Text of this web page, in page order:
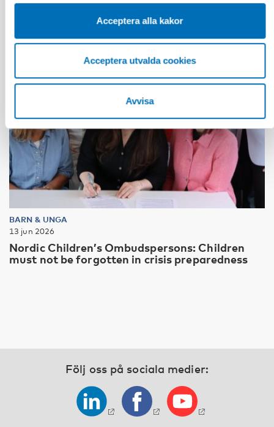
Acceptera alla kakor
Acceptera utvalda cookies
Avvisa
BARN & UNGA
13 jun 2026
Nordic Children’s Ombudspersons: Children
must not be forgotten in crisis preparedness
Följ oss på sociala medier: